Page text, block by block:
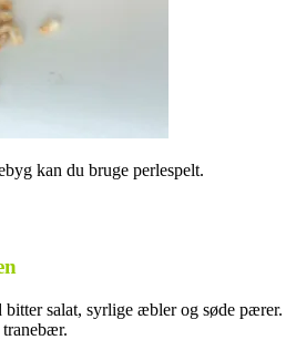
kan du bruge perlespelt.
bitter salat, syrlige æbler og søde pærer.